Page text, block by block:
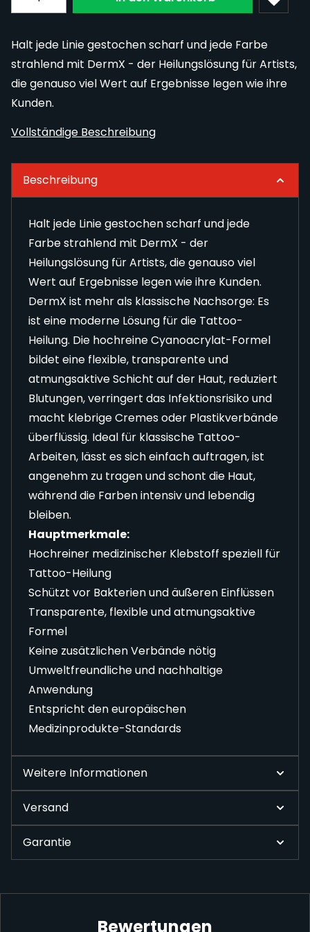
Halt jede Linie gestochen scharf und jede Farbe
strahlend mit DermX - der Heilungslösung für Artists,
die genauso viel Wert auf Ergebnisse legen wie ihre
Kunden.
Vollständige Beschreibung
Beschreibung
Halt jede Linie gestochen scharf und jede
Farbe strahlend mit DermX - der
Heilungslösung für Artists, die genauso viel
Wert auf Ergebnisse legen wie ihre Kunden.
DermX ist mehr als klassische Nachsorge: Es
ist eine moderne Lösung für die Tattoo-
Heilung. Die hochreine Cyanoacrylat-Formel
bildet eine flexible, transparente und
atmungsaktive Schicht auf der Haut, reduziert
Blutungen, verringert das Infektionsrisiko und
macht klebrige Cremes oder Plastikverbände
überflüssig. Ideal für klassische Tattoo-
Arbeiten, lässt es sich einfach auftragen, ist
angenehm zu tragen und schont die Haut,
während die Farben intensiv und lebendig
bleiben.
Hauptmerkmale:
Hochreiner medizinischer Klebstoff speziell für
Tattoo-Heilung
Schützt vor Bakterien und äußeren Einflüssen
Transparente, flexible und atmungsaktive
Formel
Keine zusätzlichen Verbände nötig
Umweltfreundliche und nachhaltige
Anwendung
Entspricht den europäischen
Medizinprodukte-Standards
Weitere Informationen
Versand
Garantie
Bewertungen